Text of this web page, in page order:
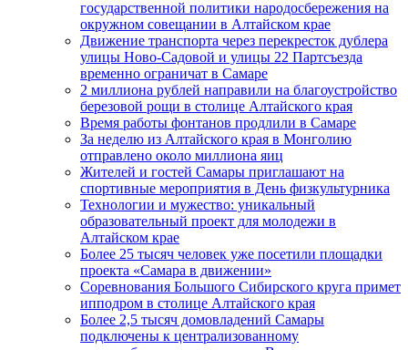
государственной политики народосбережения на
окружном совещании в Алтайском крае
Движение транспорта через перекресток дублера
улицы Ново-Садовой и улицы 22 Партсъезда
временно ограничат в Самаре
2 миллиона рублей направили на благоустройство
березовой рощи в столице Алтайского края
Время работы фонтанов продлили в Самаре
За неделю из Алтайского края в Монголию
отправлено около миллиона яиц
Жителей и гостей Самары приглашают на
спортивные мероприятия в День физкультурника
Технологии и мужество: уникальный
образовательный проект для молодежи в
Алтайском крае
Более 25 тысяч человек уже посетили площадки
проекта «Самара в движении»
Соревнования Большого Сибирского круга примет
ипподром в столице Алтайского края
Более 2,5 тысяч домовладений Самары
подключены к централизованному